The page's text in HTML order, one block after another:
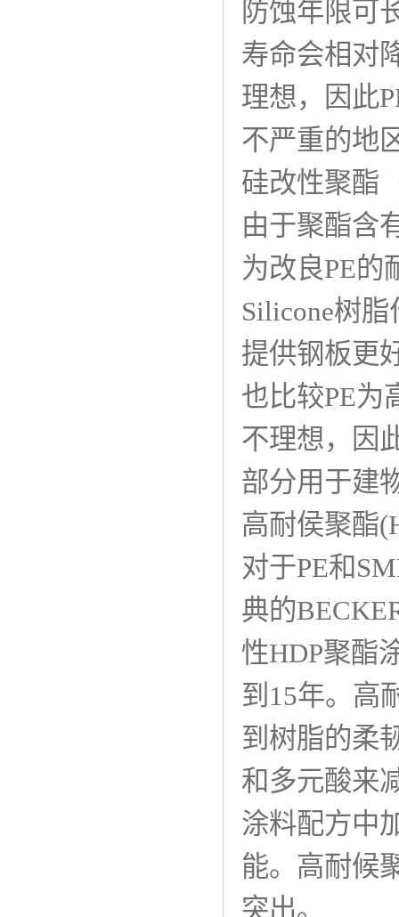
防蚀年限可
寿命会相对
理想，因此
不严重的地
硅改性聚酯
由于聚酯含
为改良PE的
Silicone树
提供钢板更
也比较PE为
不理想，因
部分用于建
高耐侯聚酯
对于PE和
典的
性HDP聚酯
到15年。高
到树脂的柔
和多元酸来
涂料配方中
能。高耐候
突出。